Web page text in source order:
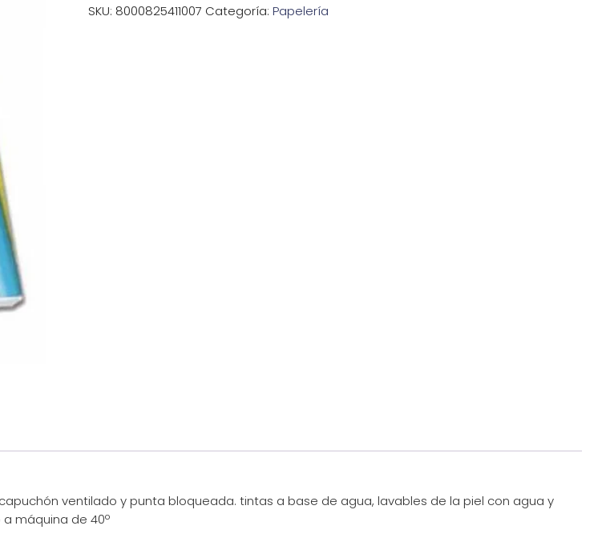
SKU: 8000825411007 Categoría: Papelería
ventilado y punta bloqueada. tintas a base de agua, lavables de la piel con agua y
máquina de 40º